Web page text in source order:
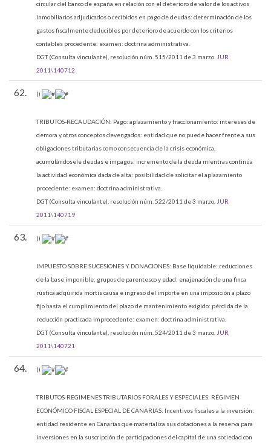
circular del banco de españa en relación con el deterioro de valor de los activos
inmobiliarios adjudicados o recibidos en pago de deudas: determinación de los
gastos fiscalmente deducibles por deterioro de acuerdo con los criterios
contables procedente: examen: doctrina administrativa.
DGT (Consulta vinculante), resolución núm. 515/2011 de 3 marzo. JUR
2011\140712
62. ()
TRIBUTOS-RECAUDACIÓN: Pago: aplazamiento y fraccionamiento: intereses de
demora y otros conceptos devengados: entidad que no puede hacer frente a sus
obligaciones tributarias como consecuencia de la crisis económica,
acumulándosele deudas e impagos: incremento de la deuda mientras continúa
la actividad económica dada de alta: posibilidad de solicitar el aplazamiento
procedente: examen: doctrina administrativa.
DGT (Consulta vinculante), resolución núm. 522/2011 de 3 marzo. JUR
2011\140719
63. ()
IMPUESTO SOBRE SUCESIONES Y DONACIONES: Base liquidable: reducciones
de la base imponible: grupos de parentesco y edad: enajenación de una finca
rústica adquirida mortis causa e ingreso del importe en una imposición a plazo
fijo hasta el cumplimiento del plazo de mantenimiento exigido: pérdida de la
reducción practicada improcedente: examen: doctrina administrativa.
DGT (Consulta vinculante), resolución núm. 524/2011 de 3 marzo. JUR
2011\140721
64. ()
TRIBUTOS-REGIMENES TRIBUTARIOS FORALES Y ESPECIALES: RÉGIMEN
ECONÓMICO FISCAL ESPECIAL DE CANARIAS: Incentivos fiscales a la inversión:
entidad residente en Canarias que materializa sus dotaciones a la reserva para
inversiones en la suscripción de participaciones del capital de una sociedad con